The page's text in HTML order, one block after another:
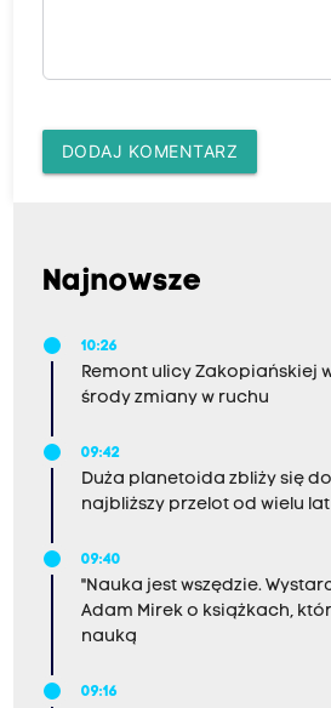
DODAJ KOMENTARZ
Najnowsze
10:26
Remont ulicy Zakopiańskiej
środy zmiany w ruchu
09:42
Duża planetoida zbliży się
najbliższy przelot od wielu lat
09:40
"Nauka jest wszędzie.
Adam Mirek o książkach,
nauką
09:16